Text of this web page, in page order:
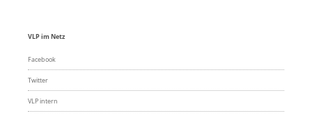
VLP im Netz
Facebook
Twitter
VLP intern